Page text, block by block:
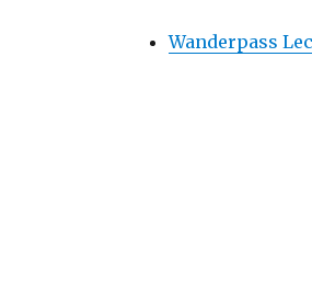
Wanderpass